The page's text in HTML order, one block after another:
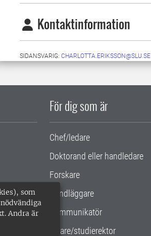
som
Andra är
Kontaktinformation
SIDANSVARIG: CHARLOTTA.ERIKSSON@SLU.SE
För dig som är
Chef/ledare
Doktorand eller handledare
Forskare
Handläggare
Kommunikatör
Lärare/studierektor